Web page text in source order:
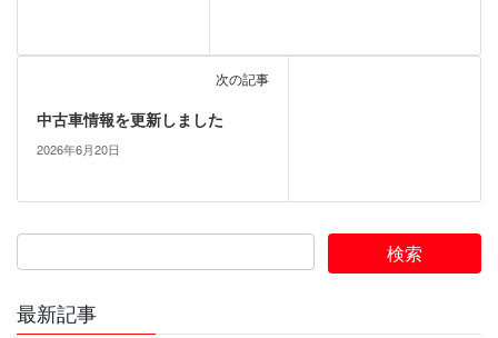
次の記事
中古車情報を更新しました
2026年6月20日
最新記事